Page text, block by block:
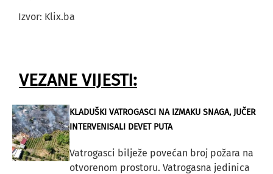
Izvor: Klix.ba
VEZANE VIJESTI:
KLADUŠKI VATROGASCI NA IZMAKU SNAGA, JUČER
INTERVENISALI DEVET PUTA
Vatrogasci bilježe povećan broj požara na
otvorenom prostoru. Vatrogasna jedinica